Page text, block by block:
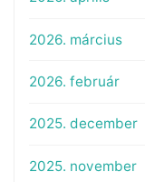
2026. március
2026. február
2025. december
2025. november